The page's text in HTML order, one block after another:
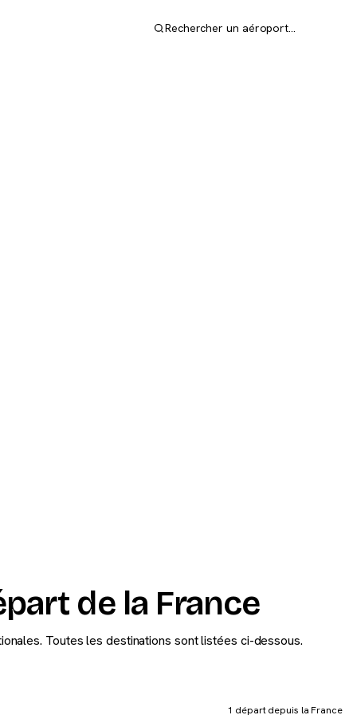
Rechercher un aéroport…
de la France
Toutes les destinations sont listées ci-dessous.
1 départ depuis la France